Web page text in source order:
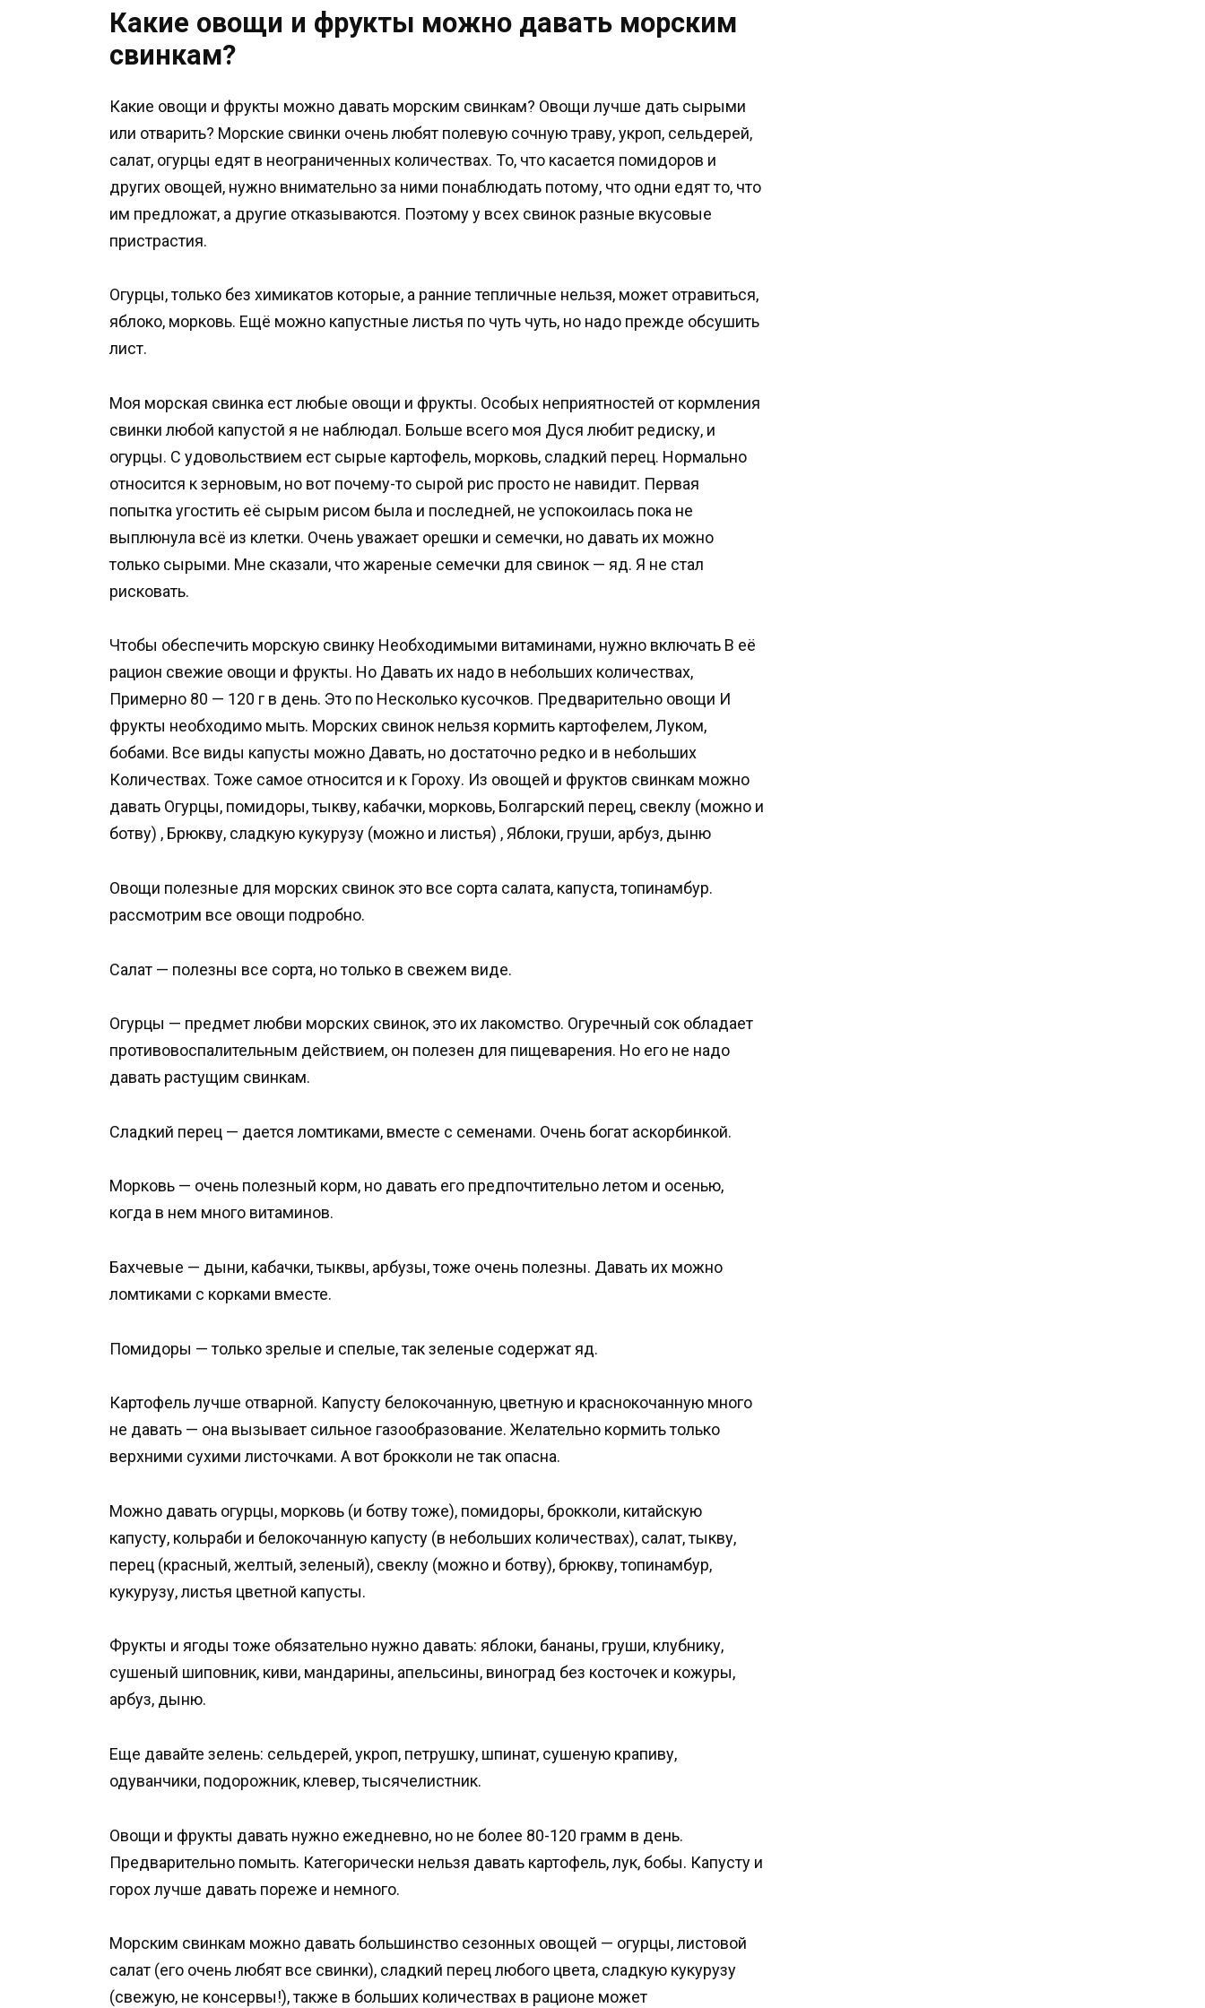
Какие овощи и фрукты можно давать морским
свинкам?
Какие овощи и фрукты можно давать морским свинкам? Овощи лучше дать сырыми
или отварить? Морские свинки очень любят полевую сочную траву, укроп, сельдерей,
салат, огурцы едят в неограниченных количествах. То, что касается помидоров и
других овощей, нужно внимательно за ними понаблюдать потому, что одни едят то, что
им предложат, а другие отказываются. Поэтому у всех свинок разные вкусовые
пристрастия.
Огурцы, только без химикатов которые, а ранние тепличные нельзя, может отравиться,
яблоко, морковь. Ещё можно капустные листья по чуть чуть, но надо прежде обсушить
лист.
Моя морская свинка ест любые овощи и фрукты. Особых неприятностей от кормления
свинки любой капустой я не наблюдал. Больше всего моя Дуся любит редиску, и
огурцы. С удовольствием ест сырые картофель, морковь, сладкий перец. Нормально
относится к зерновым, но вот почему-то сырой рис просто не навидит. Первая
попытка угостить её сырым рисом была и последней, не успокоилась пока не
выплюнула всё из клетки. Очень уважает орешки и семечки, но давать их можно
только сырыми. Мне сказали, что жареные семечки для свинок — яд. Я не стал
рисковать.
Чтобы обеспечить морскую свинку Необходимыми витаминами, нужно включать В её
рацион свежие овощи и фрукты. Но Давать их надо в небольших количествах,
Примерно 80 — 120 г в день. Это по Несколько кусочков. Предварительно овощи И
фрукты необходимо мыть. Морских свинок нельзя кормить картофелем, Луком,
бобами. Все виды капусты можно Давать, но достаточно редко и в небольших
Количествах. Тоже самое относится и к Гороху. Из овощей и фруктов свинкам можно
давать Огурцы, помидоры, тыкву, кабачки, морковь, Болгарский перец, свеклу (можно и
ботву) , Брюкву, сладкую кукурузу (можно и листья) , Яблоки, груши, арбуз, дыню
Овощи полезные для морских свинок это все сорта салата, капуста, топинамбур.
рассмотрим все овощи подробно.
Салат — полезны все сорта, но только в свежем виде.
Огурцы — предмет любви морских свинок, это их лакомство. Огуречный сок обладает
противовоспалительным действием, он полезен для пищеварения. Но его не надо
давать растущим свинкам.
Сладкий перец — дается ломтиками, вместе с семенами. Очень богат аскорбинкой.
Морковь — очень полезный корм, но давать его предпочтительно летом и осенью,
когда в нем много витаминов.
Бахчевые — дыни, кабачки, тыквы, арбузы, тоже очень полезны. Давать их можно
ломтиками с корками вместе.
Помидоры — только зрелые и спелые, так зеленые содержат яд.
Картофель лучше отварной. Капусту белокочанную, цветную и краснокочанную много
не давать — она вызывает сильное газообразование. Желательно кормить только
верхними сухими листочками. А вот брокколи не так опасна.
Можно давать огурцы, морковь (и ботву тоже), помидоры, брокколи, китайскую
капусту, кольраби и белокочанную капусту (в небольших количествах), салат, тыкву,
перец (красный, желтый, зеленый), свеклу (можно и ботву), брюкву, топинамбур,
кукурузу, листья цветной капусты.
Фрукты и ягоды тоже обязательно нужно давать: яблоки, бананы, груши, клубнику,
сушеный шиповник, киви, мандарины, апельсины, виноград без косточек и кожуры,
арбуз, дыню.
Еще давайте зелень: сельдерей, укроп, петрушку, шпинат, сушеную крапиву,
одуванчики, подорожник, клевер, тысячелистник.
Овощи и фрукты давать нужно ежедневно, но не более 80-120 грамм в день.
Предварительно помыть. Категорически нельзя давать картофель, лук, бобы. Капусту и
горох лучше давать пореже и немного.
Морским свинкам можно давать большинство сезонных овощей — огурцы, листовой
салат (его очень любят все свинки), сладкий перец любого цвета, сладкую кукурузу
(свежую, не консервы!), также в больших количествах в рационе может